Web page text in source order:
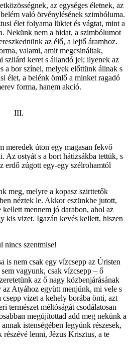
az egységes életnek, az
való örvénylésének szimbóluma.
élet folyama lüktet és vágtat, mint a
Nekünk nem a hidat, a szimbólumot
az élő, a lejtő áramhoz.
valami, amit megcsináltak,
szilárd keret s állandó jel; ilyenek az
a bor színei, melyek előttünk állnak s
élet, a belénk ömlő a minket ragadó
forma, hanem akció.
III.
meredek úton egy magasan fekvő
Az ostyát s a bort hátizsákba tettük, s
erdő zúgott egy-egy szélrohamtól
meg, melyre a kopasz szirttetők
néztek le. Akkor eszünkbe jutott,
mennem jó darabon, ahol az
kis vizet. Igazán kevés kellett, hiszen
nincs szentmise!
is nem csak egy vízcsepp az Úristen
vagyunk, csak vízcsepp – ő
az ő nagy közbenjárásának
az Atyához együtt menjünk, mi vele s
vizet a kehely borába önti, azt
természet méltóságát csodálatosan
megújítottad add meg nekünk a
istenségében legyünk részesek,
lenni, Jézus Krisztus, a te